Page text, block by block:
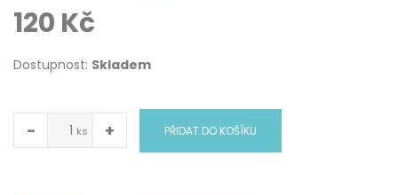
120 Kč
Dostupnost: Skladem
− ks + PŘIDAT DO KOŠÍKU